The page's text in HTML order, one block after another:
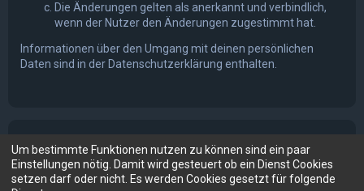
Die Änderungen gelten als anerkannt und verbindlich,
wenn der Nutzer den Änderungen zugestimmt hat.
Informationen über den Umgang mit deinen persönlichen
Daten sind in der Datenschutzerklärung enthalten.
Um bestimmte Funktionen nutzen zu können sind ein paar
Einstellungen nötig. Damit wird gesteuert ob ein Dienst Cookies
setzen darf oder nicht. Es werden Cookies gesetzt für folgende